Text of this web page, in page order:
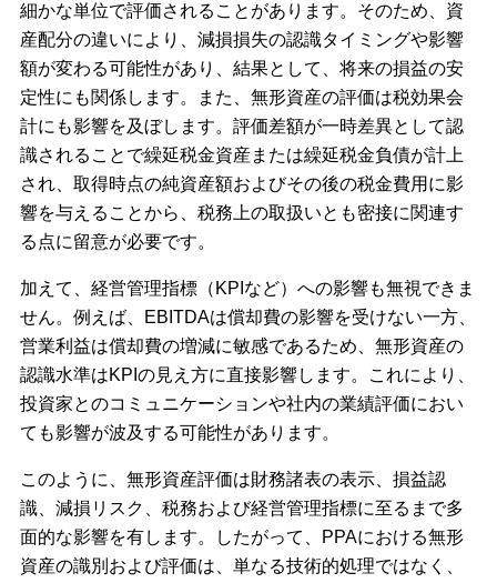
細かな単位で評価されることがあります。そのため、資
産配分の違いにより、減損損失の認識タイミングや影響
額が変わる可能性があり、結果として、将来の損益の安
定性にも関係します。また、無形資産の評価は税効果会
計にも影響を及ぼします。評価差額が一時差異として認
識されることで繰延税金資産または繰延税金負債が計上
され、取得時点の純資産額およびその後の税金費用に影
響を与えることから、税務上の取扱いとも密接に関連す
る点に留意が必要です。
加えて、経営管理指標（KPIなど）への影響も無視できま
せん。例えば、EBITDAは償却費の影響を受けない一方、
営業利益は償却費の増減に敏感であるため、無形資産の
認識水準はKPIの見え方に直接影響します。これにより、
投資家とのコミュニケーションや社内の業績評価におい
ても影響が波及する可能性があります。
このように、無形資産評価は財務諸表の表示、損益認
識、減損リスク、税務および経営管理指標に至るまで多
面的な影響を有します。したがって、PPAにおける無形
資産の識別および評価は、単なる技術的処理ではなく、